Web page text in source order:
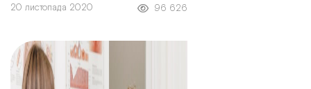
частими рецидивами та високим
інфекції.
20 листопада 2020 96 626